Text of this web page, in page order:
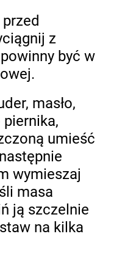
z
być w
masło,
umieść
wymieszaj
masa
ją szczelnie
na kilka